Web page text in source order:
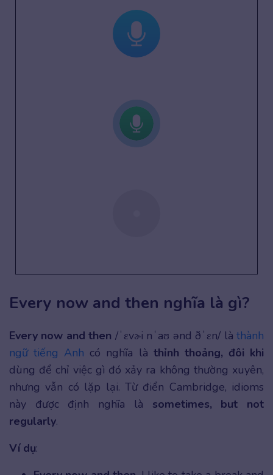
Every now and then nghĩa là gì?
Every now and then /ˈɛvɚi nˈaʊ ənd ðˈɛn/ làthành
ngữ tiếng Anh có nghĩa là thỉnh thoảng, đôi khi
dùng để chỉ việc gì đó xảy ra không thường xuyên,
nhưng vẫn có lặp lại. Từ điển Cambridge, idioms
này được định nghĩa là sometimes, but not
regularly.
Ví dụ: